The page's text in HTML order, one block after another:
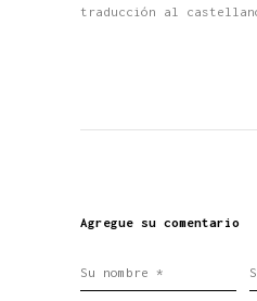
traducción al
Agregue su comentario